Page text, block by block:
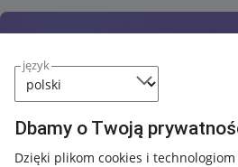
język
Dbamy o Twoją
Dzięki plikom cookies i